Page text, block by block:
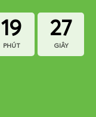
19
PHÚT
27
GIÂY